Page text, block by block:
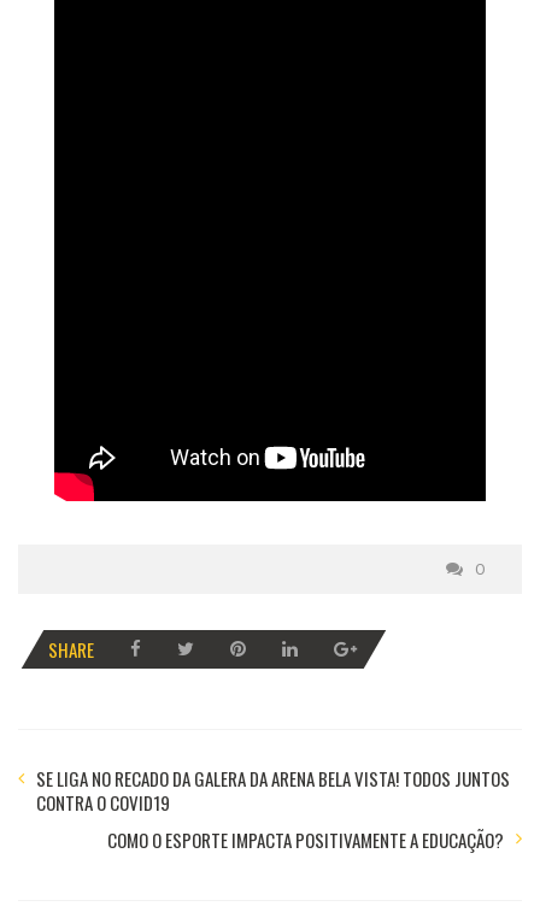
0
SHARE
SE LIGA NO RECADO DA GALERA DA ARENA BELA VISTA! TODOS JUNTOS
CONTRA O COVID19
COMO O ESPORTE IMPACTA POSITIVAMENTE A EDUCAÇÃO?